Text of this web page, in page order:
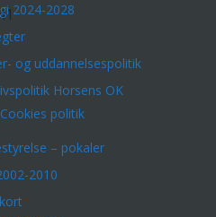
2024-2028
og uddannelsespolitik
Horsens OK
Cookies politik
– pokaler
2010